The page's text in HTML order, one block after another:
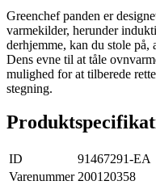
Greenchef panden er
varmekilder, herunder
derhjemme, kan du stole på,
Dens evne til at tåle
mulighed for at tilberede
stegning.
ID
91467291-EA
Varenummer 200120358